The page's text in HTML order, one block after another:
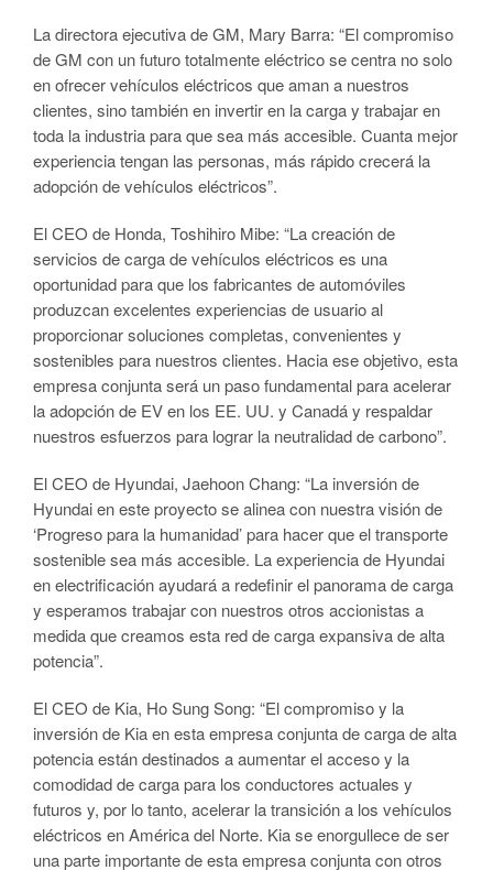
La directora ejecutiva de GM, Mary Barra: “El compromiso
de GM con un futuro totalmente eléctrico se centra no solo
en ofrecer vehículos eléctricos que aman a nuestros
clientes, sino también en invertir en la carga y trabajar en
toda la industria para que sea más accesible. Cuanta mejor
experiencia tengan las personas, más rápido crecerá la
adopción de vehículos eléctricos”.
El CEO de Honda, Toshihiro Mibe: “La creación de
servicios de carga de vehículos eléctricos es una
oportunidad para que los fabricantes de automóviles
produzcan excelentes experiencias de usuario al
proporcionar soluciones completas, convenientes y
sostenibles para nuestros clientes. Hacia ese objetivo, esta
empresa conjunta será un paso fundamental para acelerar
la adopción de EV en los EE. UU. y Canadá y respaldar
nuestros esfuerzos para lograr la neutralidad de carbono”.
El CEO de Hyundai, Jaehoon Chang: “La inversión de
Hyundai en este proyecto se alinea con nuestra visión de
‘Progreso para la humanidad’ para hacer que el transporte
sostenible sea más accesible. La experiencia de Hyundai
en electrificación ayudará a redefinir el panorama de carga
y esperamos trabajar con nuestros otros accionistas a
medida que creamos esta red de carga expansiva de alta
potencia”.
El CEO de Kia, Ho Sung Song: “El compromiso y la
inversión de Kia en esta empresa conjunta de carga de alta
potencia están destinados a aumentar el acceso y la
comodidad de carga para los conductores actuales y
futuros y, por lo tanto, acelerar la transición a los vehículos
eléctricos en América del Norte. Kia se enorgullece de ser
una parte importante de esta empresa conjunta con otros